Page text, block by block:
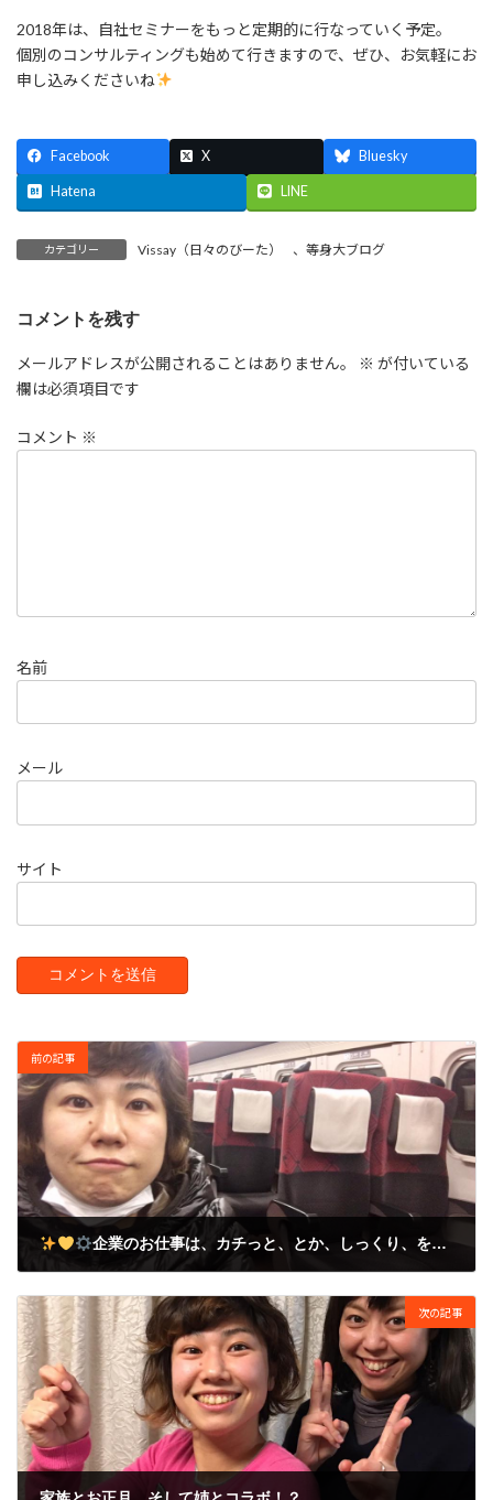
2018年は、自社セミナーをもっと定期的に行なっていく予定。
個別のコンサルティングも始めて行きますので、ぜひ、お気軽にお
申し込みくださいね
Facebook X Bluesky
Hatena LINE
カテゴリー Vissay（日々のびーた） 、 等身大ブログ
コメントを残す
メールアドレスが公開されることはありません。 ※ が付いている
欄は必須項目です
コメント ※
名前
メール
サイト
前の記事
企業のお仕事は、カチっと、とか、しっくり、を目指す。すごく脳みそが喜ぶ体験
次の記事